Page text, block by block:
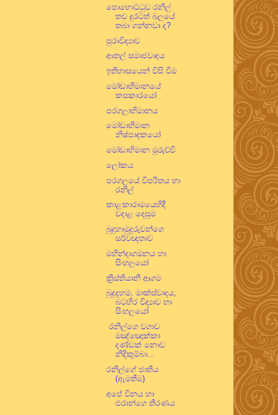
පොහොට්ටුව රනිල්
තව දුරටත් බලයේ
තබා ගන්නවා ද?
පුරාවිද්‍යාව
ආතල් සමාජවාදය
ඉතිහාසයෙන් විසි වීම
මෝඩාභිමානයේ
කසකාරයෝ
පරගලාභිමානය
මෝඩාභිමාන
නිෂ්පාදකයෝ
මෝඩාභිමාන මුරුච්චි
ලෝකය
පරගලයේ විපරිතය හා
රනිල්
කාළකාරාමයෙහිදී
වදාළ දෙසුම
බුදුහාමුදුරුවන්ගෙ
සර්වඥතාව
මහින්දාගමනය හා
සිංහලයෝ
ක්‍රිස්තියානි ආගම
බුදුදහම, මාක්ස්වාදය,
බටහිර විද්‍යාව හා
සිංහලයෝ
රනිල්ගෙ වගාව
මඤ්ඤොක්කා
දණ්ඩක් නොව
නිදිකුම්බා...
රනිල්ගේ ජාතිය
(ඇමතීම)
අපේ විනය හා
එරාන්ගෙ තීරණය